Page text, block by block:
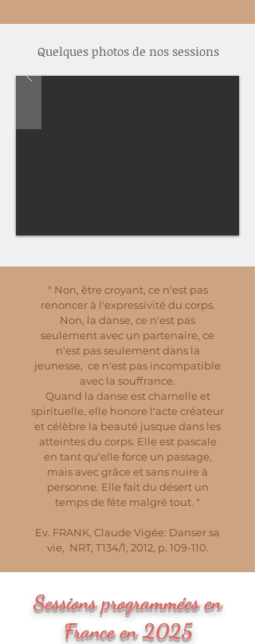
Quelques photos de nos sessions
" Non, être croyant, ce n'est pas
renoncer à l'expressivité du corps.
Non, la danse, ce n'est pas
seulement avec un partenaire, ce
n'est pas seulement dans la
jeunesse, ce n'est pas incompatible
avec la souffrance.
Quand la danse est charnelle et
spirituelle, elle honore l'acte créateur
et célèbre la beauté jusque dans les
atteintes du corps. Elle est pascale
en tant qu'elle force un passage,
mais avec grâce et sans nuire à
personne. Elle fait du désert un
temps de fête malgré tout. "
Ev. FRANK, Claude Vigée: Danser sa
vie, NRT, T134/1, 2012, p. 109-110.
Sessions programmées en
France en 2025